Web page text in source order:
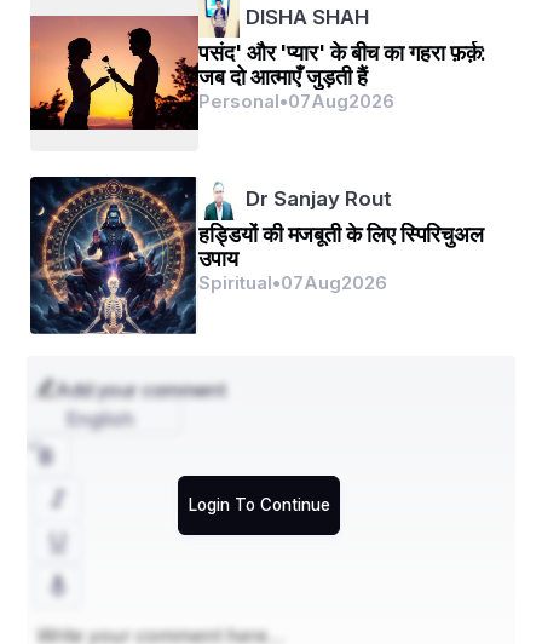
DISHA SHAH
पसंद' और 'प्यार' के बीच का गहरा फ़र्क़:
जब दो आत्माएँ जुड़ती हैं
Personal•07Aug2026
Dr Sanjay Rout
हड्डियों की मजबूती के लिए स्पिरिचुअल
उपाय
Spiritual•07Aug2026
Add your comment
Login To Continue
English